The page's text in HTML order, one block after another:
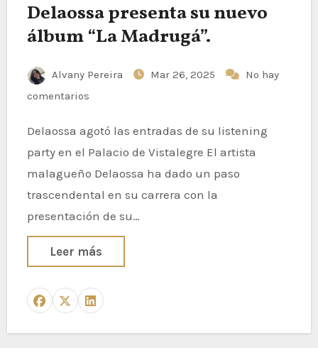
Delaossa presenta su nuevo
álbum “La Madrugá”.
Alvany Pereira Mar 26, 2025
No hay
comentarios
Delaossa agotó las entradas de su listening
party en el Palacio de Vistalegre El artista
malagueño Delaossa ha dado un paso
trascendental en su carrera con la
presentación de su…
Leer más